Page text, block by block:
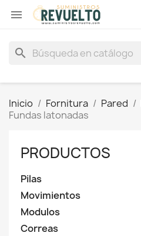

search
Inicio Fornitura Pared
Fundas latonadas
PRODUCTOS
Pilas
Movimientos
Modulos
Correas